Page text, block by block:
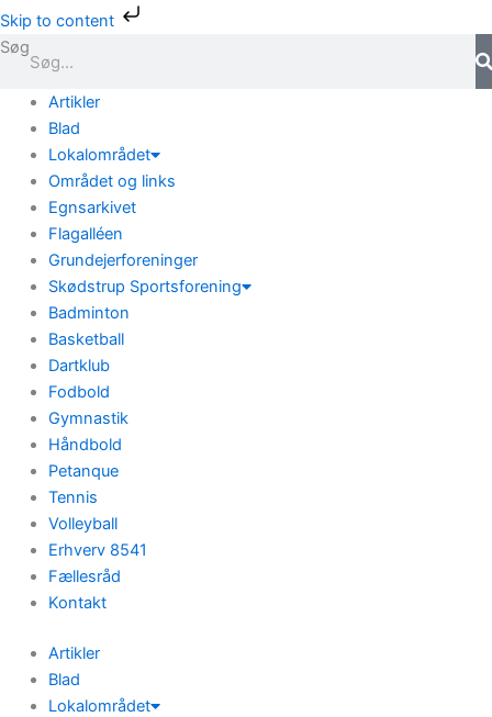
Skip to content
Gå
til
indholdet
Søg
Artikler
Blad
Lokalområdet
Området og links
Egnsarkivet
Flagalléen
Grundejerforeninger
Skødstrup Sportsforening
Badminton
Basketball
Dartklub
Fodbold
Gymnastik
Håndbold
Petanque
Tennis
Volleyball
Erhverv 8541
Fællesråd
Kontakt
Artikler
Blad
Lokalområdet